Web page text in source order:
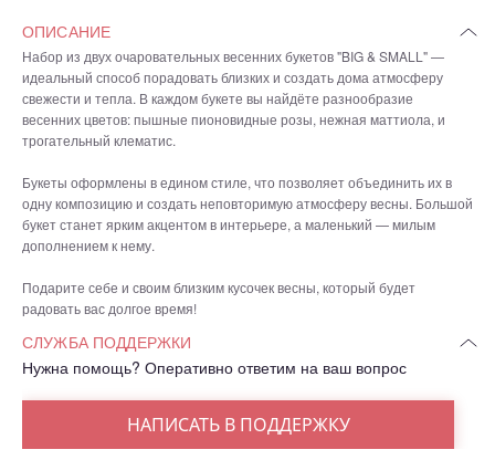
ОПИСАНИЕ
Набор из двух очаровательных весенних букетов "BIG & SMALL" —
идеальный способ порадовать близких и создать дома атмосферу
свежести и тепла. В каждом букете вы найдёте разнообразие
весенних цветов: пышные пионовидные розы, нежная маттиола, и
трогательный клематис.
Букеты оформлены в едином стиле, что позволяет объединить их в
одну композицию и создать неповторимую атмосферу весны. Большой
букет станет ярким акцентом в интерьере, а маленький — милым
дополнением к нему.
Подарите себе и своим близким кусочек весны, который будет
радовать вас долгое время!
СЛУЖБА ПОДДЕРЖКИ
Нужна помощь? Оперативно ответим на ваш вопрос
НАПИСАТЬ В ПОДДЕРЖКУ